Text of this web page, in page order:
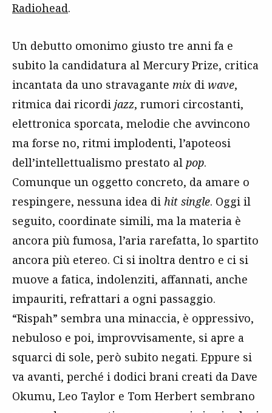
Radiohead.
Un debutto omonimo giusto tre anni fa e
subito la candidatura al Mercury Prize, critica
incantata da uno stravagante mix di wave,
ritmica dai ricordi jazz, rumori circostanti,
elettronica sporcata, melodie che avvincono
ma forse no, ritmi implodenti, l’apoteosi
dell’intellettualismo prestato al pop.
Comunque un oggetto concreto, da amare o
respingere, nessuna idea di hit single. Oggi il
seguito, coordinate simili, ma la materia è
ancora più fumosa, l’aria rarefatta, lo spartito
ancora più etereo. Ci si inoltra dentro e ci si
muove a fatica, indolenziti, affannati, anche
impauriti, refrattari a ogni passaggio.
“Rispah” sembra una minaccia, è oppressivo,
nebuloso e poi, improvvisamente, si apre a
squarci di sole, però subito negati. Eppure si
va avanti, perché i dodici brani creati da Dave
Okumu, Leo Taylor e Tom Herbert sembrano